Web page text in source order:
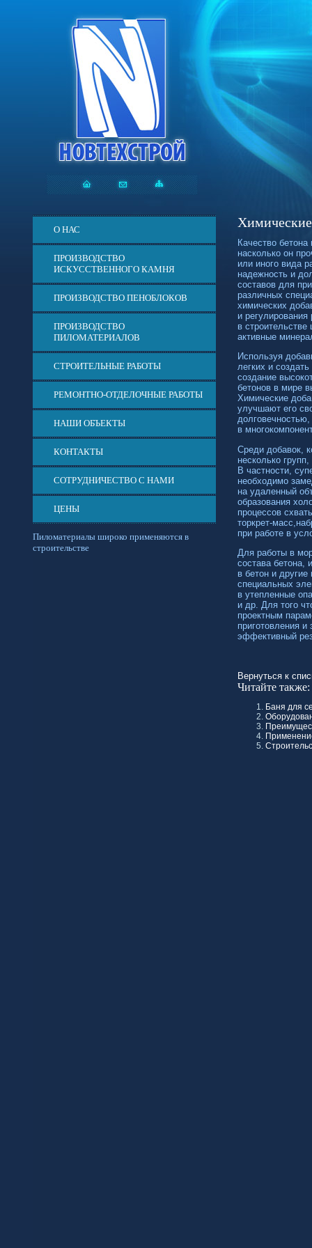
О НАС
ПРОИЗВОДСТВО
ИСКУССТВЕННОГО КАМНЯ
ПРОИЗВОДСТВО ПЕНОБЛОКОВ
ПРОИЗВОДСТВО
ПИЛОМАТЕРИАЛОВ
СТРОИТЕЛЬНЫЕ РАБОТЫ
РЕМОНТНО-ОТДЕЛОЧНЫЕ РАБОТЫ
НАШИ ОБЪЕКТЫ
КОНТАКТЫ
СОТРУДНИЧЕСТВО С НАМИ
ЦЕНЫ
Пиломатериалы широко применяются в
строительстве
Качество
насколько он
или иного вида
надежность и
составов для
различных
химических
и
в
активные
Используя
легких и
создание
бетонов в мире
Химические
улучшают его
в
Среди добавок,
несколько
В частности,
необходимо
на удаленный
образования
процессов
торкрет-масс,
при работе в
Для работы в
состава бетона,
в бетон и
специальных
в утепленные
и др. Для того
проектным
приготовления
эффективный
Вернуться к
Читайте также:
Баня для